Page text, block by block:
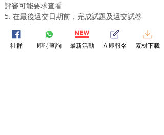
評審可能要求查看
5. 在最後遞交日期前，完成試題及遞交試卷
6. 等待賽果公佈！
💰 參賽費用：
社群 即時查詢 最新活動 立即報名 素材下載